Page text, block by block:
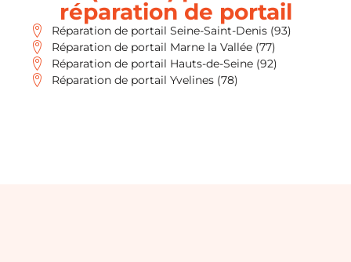
réparation de portail
Réparation de portail Seine-Saint-Denis (93)
Réparation de portail Marne la Vallée (77)
Réparation de portail Hauts-de-Seine (92)
Réparation de portail Yvelines (78)